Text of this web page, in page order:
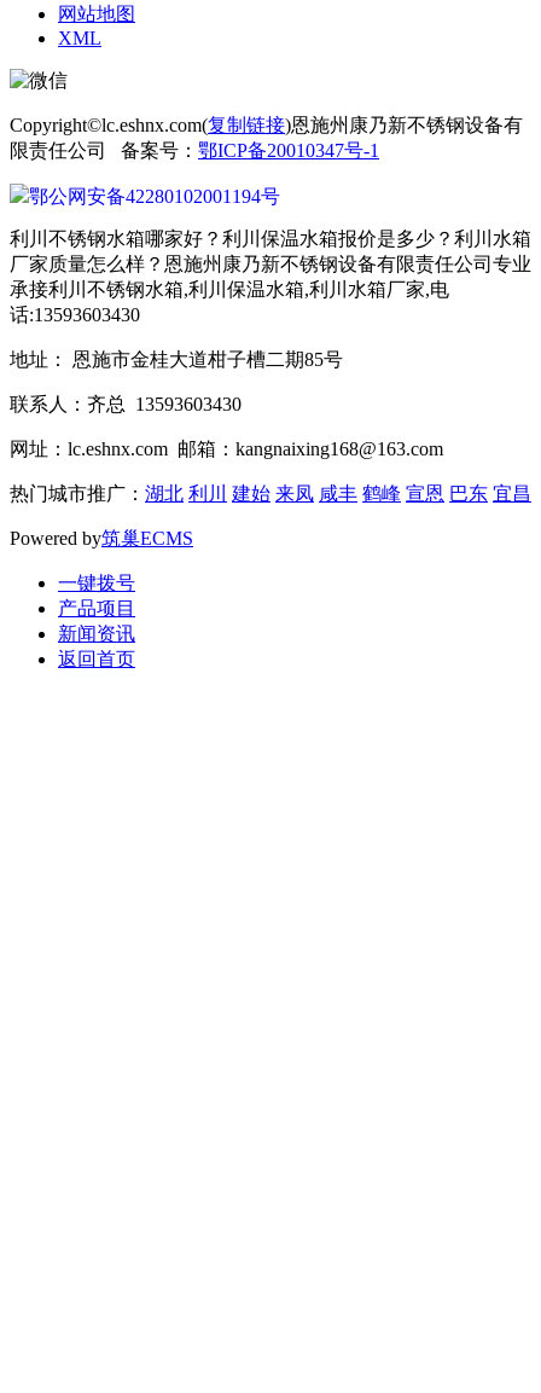
网站地图
XML
Copyright©lc.eshnx.com(复制链接)恩施州康乃新不锈钢设备有
限责任公司 备案号： 鄂ICP备20010347号-1
鄂公网安备42280102001194号
利川不锈钢水箱哪家好？利川保温水箱报价是多少？利川水箱
厂家质量怎么样？恩施州康乃新不锈钢设备有限责任公司专业
承接利川不锈钢水箱,利川保温水箱,利川水箱厂家,电
话:13593603430
地址： 恩施市金桂大道柑子槽二期85号
联系人：齐总 13593603430
网址：lc.eshnx.com 邮箱：kangnaixing168@163.com
热门城市推广： 湖北 利川 建始 来凤 咸丰 鹤峰 宣恩 巴东 宜昌
Powered by筑巢ECMS
一键拨号
产品项目
新闻资讯
返回首页